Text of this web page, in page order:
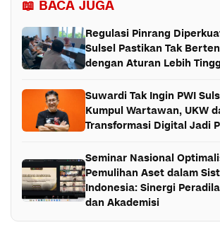
📖 BACA JUGA
Regulasi Pinrang
Sulsel Pastikan Tak
dengan Aturan Lebih
Suwardi Tak Ingin PWI
Kumpul Wartawan, UKW
Transformasi Digital Jadi
Seminar Nasional
Pemulihan Aset dalam
Indonesia: Sinergi
dan Akademisi